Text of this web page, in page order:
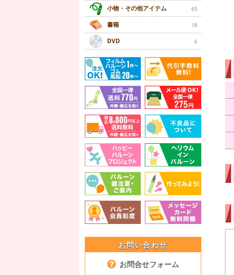
小物・その他アイテム 65
書籍 18
DVD 6
お問い合わせ
お問合せフォーム